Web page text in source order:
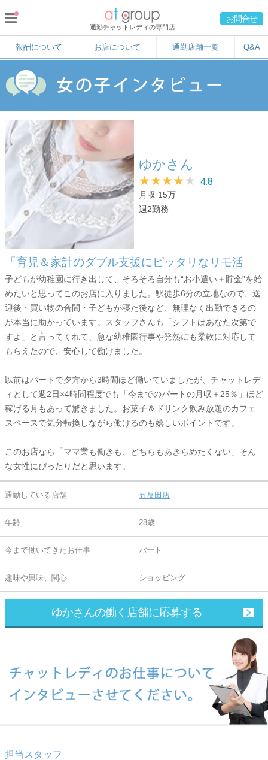
通勤チャットレディの専門店
お問合せ
報酬について お店について 通勤店舗一覧 Q&A
ゆかさん
★★★★★ 4.8
月収 15万
週2勤務
「育児＆家計のダブル支援にピッタリなリモ活」
子どもが幼稚園に行き出して、そろそろ自分も“お小遣い＋貯金”を始
めたいと思ってこのお店に入りました。駅徒歩6分の立地なので、送
迎後・買い物の合間・子どもが寝た後など、無理なく出勤できるの
が本当に助かっています。スタッフさんも「シフトはあなた次第で
すよ」と言ってくれて、急な幼稚園行事や発熱にも柔軟に対応して
もらえたので、安心して働けました。
以前はパートで夕方から3時間ほど働いていましたが、チャットレデ
ィとして週2日×4時間程度でも「今までのパートの月収＋25％」ほど
稼げる月もあって驚きました。お菓子＆ドリンク飲み放題のカフェ
スペースで気分転換しながら働けるのも嬉しいポイントです。
このお店なら「ママ業も働きも、どちらもあきらめたくない」そん
な女性にぴったりだと思います。
通勤している店舗 五反田店
年齢 28歳
今まで働いてきたお仕事 パート
趣味や興味、関心 ショッピング
ゆかさんの働く店舗に応募する
担当スタッフ